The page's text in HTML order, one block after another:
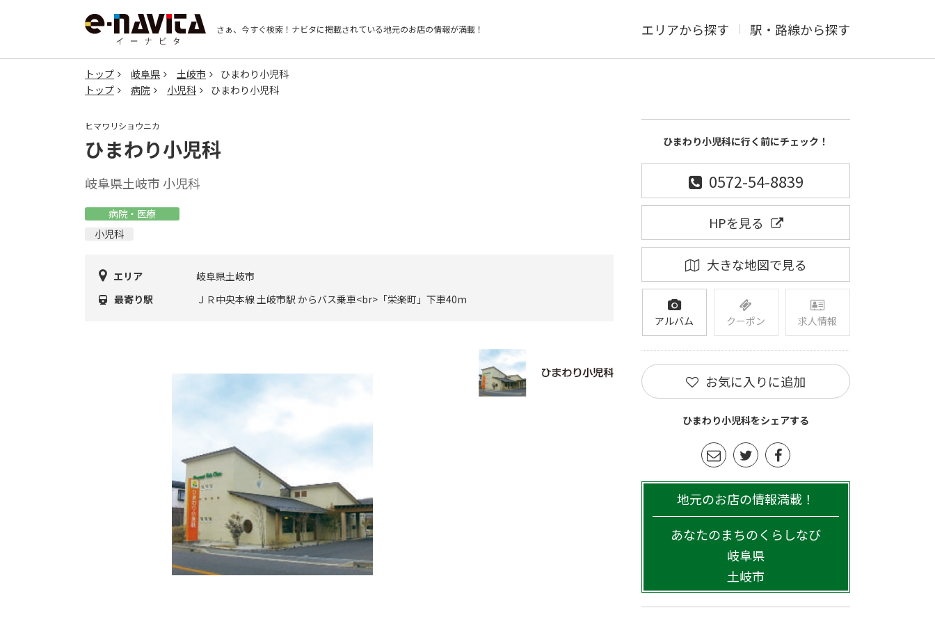
さぁ、今すぐ検索！ ナビタに掲載されている地元のお店の情報が満載！ エリアから探す 駅・路線から探す
トップ 岐阜県 土岐市
ひまわり小児科
トップ
病院 小児科 ひまわり小児科
ヒマワリショウニカ
ひまわり小児科
岐阜県土岐市 小児科
病院・医療
小児科
エリア
岐阜県土岐市
最寄り駅
ＪＲ中央本線 土岐市駅 からバス乗車<br>「栄楽町」下車40m
ひまわり小児科に行く前にチェック！
0572-54-8839
HPを見る
大きな地図で見る
アルバム クーポン 求人情報
お気に入りに追加
ひまわり小児科をシェアする
地元のお店の情報満載！
あなたのまちのくらしなび
岐阜県
土岐市